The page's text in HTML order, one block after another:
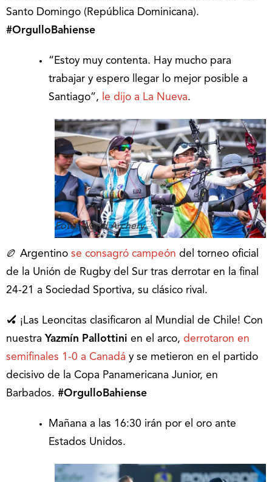
Santo Domingo (República Dominicana).
#OrgulloBahiense
“Estoy muy contenta. Hay mucho para
trabajar y espero llegar lo mejor posible a
Santiago”, le dijo a La Nueva.
Foto: World Archery.
🏉 Argentino se consagró campeón del torneo oficial
de la Unión de Rugby del Sur tras derrotar en la final
24-21 a Sociedad Sportiva, su clásico rival.
🏑 ¡Las Leoncitas clasificaron al Mundial de Chile! Con
nuestra Yazmín Pallottini en el arco, derrotaron en
semifinales 1-0 a Canadá y se metieron en el partido
decisivo de la Copa Panamericana Junior, en
Barbados. #OrgulloBahiense
Mañana a las 16:30 irán por el oro ante
Estados Unidos.